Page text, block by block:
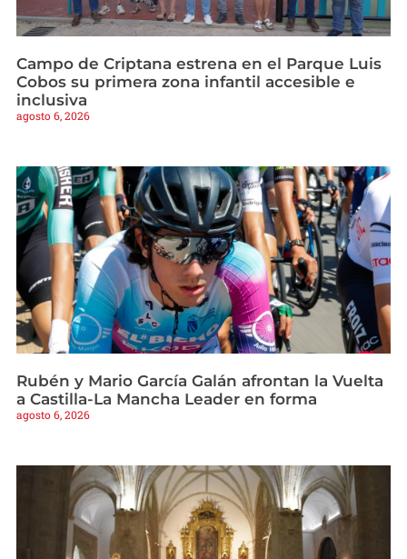
Campo de Criptana estrena en el Parque Luis
Cobos su primera zona infantil accesible e
inclusiva
agosto 6, 2026
Rubén y Mario García Galán afrontan la Vuelta
a Castilla-La Mancha Leader en forma
agosto 6, 2026